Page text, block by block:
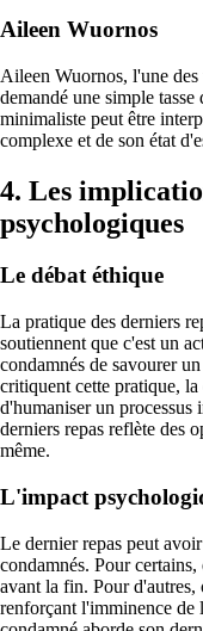
Aileen Wuornos
Aileen Wuornos, l'une des
demandé une simple
minimaliste peut être
complexe et de son état
4. Les
psychologiques
Le débat éthique
La pratique des derniers
soutiennent que c'est un
condamnés de savourer
critiquent cette pratique,
d'humaniser un processus
derniers repas reflète des
même.
L'impact
Le dernier repas peut
condamnés. Pour
avant la fin. Pour d'autres,
renforçant l'imminence de